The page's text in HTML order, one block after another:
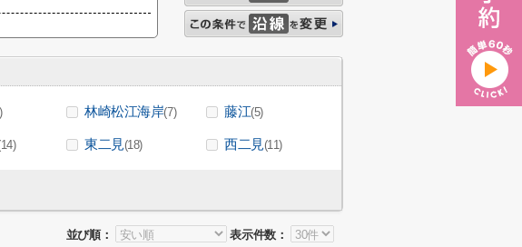
林崎松江海岸(7) 藤江(5)
東二見(18) 西二見(11)
並び順： 表示件数：